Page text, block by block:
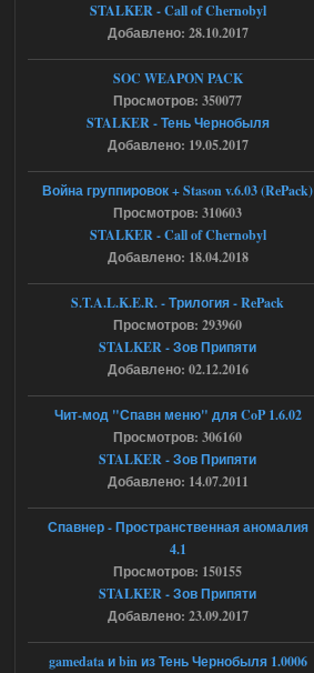
Объединенный Пак 2 + OGSR +
STCoP WP 3.4
Stalker-Mods-Clan-su
Доступно только для пользователей
Ответить ➤
04.08.2026
Объединенный Пак 2 + OGSR +
STCoP WP 3.4
Доступно только для пользователей
Ответить ➤
04.08.2026
Объединенный Пак 2 + OGSR +
STCoP WP 3.4
Доступно только для пользователей
Ответить ➤
Объединенный Пак 2 + OGSR +
STALKER - Call of Chernobyl
Добавлено: 28.10.2017
SOC WEAPON PACK
Просмотров: 350077
STALKER - Тень Чернобыля
Добавлено: 19.05.2017
Война группировок + Stason v.6.03 (RePack)
Просмотров: 310603
STALKER - Call of Chernobyl
Добавлено: 18.04.2018
S.T.A.L.K.E.R. - Трилогия - RePack
Просмотров: 293960
STALKER - Зов Припяти
Добавлено: 02.12.2016
Чит-мод "Спавн меню" для CoP 1.6.02
Просмотров: 306160
STALKER - Зов Припяти
Добавлено: 14.07.2011
Спавнер - Пространственная аномалия
4.1
Просмотров: 150155
STALKER - Зов Припяти
Добавлено: 23.09.2017
gamedata и bin из Тень Чернобыля 1.0006